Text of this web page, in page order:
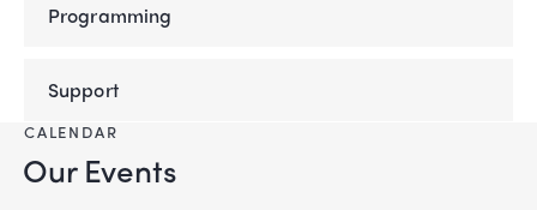
Programming
Support
CALENDAR
Our Events